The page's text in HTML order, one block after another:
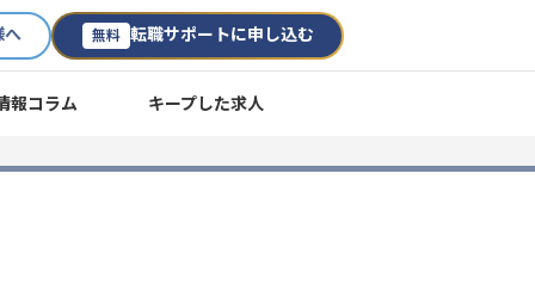
へ 無料 転職サポートに申し込む
報コラム キープした求人